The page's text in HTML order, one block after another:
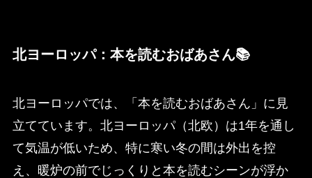
北ヨーロッパ：本を読むおばあさん📚
北ヨーロッパでは、「本を読むおばあさん」に見
立てています。北ヨーロッパ（北欧）は1年を通し
て気温が低いため、特に寒い冬の間は外出を控
え、暖炉の前でじっくりと本を読むシーンが浮か